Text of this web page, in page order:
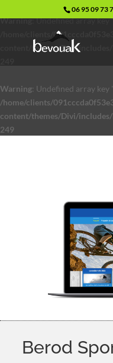
Warning: Undefined array
/home/clients/
content/themes/Divi/
Warning: Undefined array key
/home/clients/
content/themes/Divi/
249
06 95 09 73
Berod